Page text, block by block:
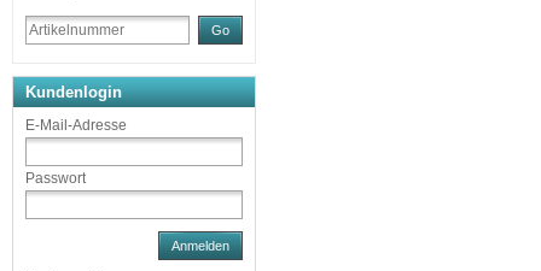
Go
Kundenlogin
E-Mail-Adresse
Passwort
Anmelden